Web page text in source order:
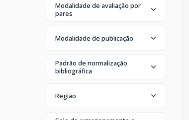
Modalidade de avaliação por
pares
Modalidade de publicação
Padrão de normalização
bibliográfica
Região